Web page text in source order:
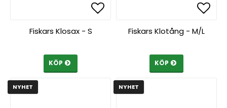
Lägg till i
Lägg till i
Fiskars Klosax - S
KÖP
Fiskars Klotång - M/L
KÖP
NYHET NYHET